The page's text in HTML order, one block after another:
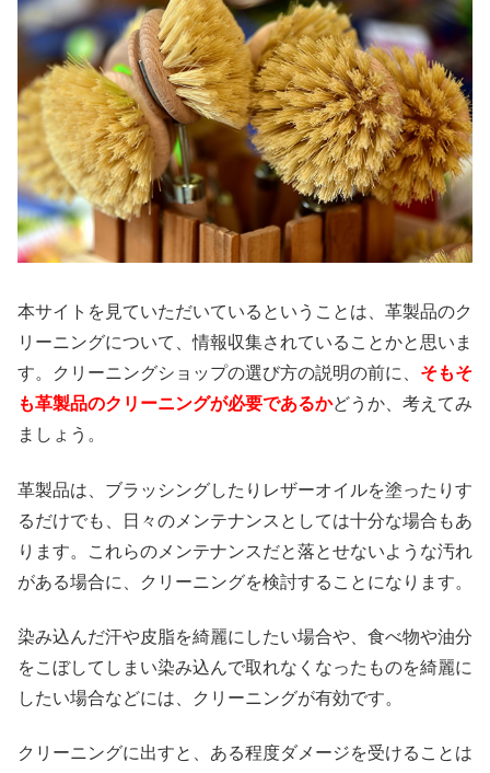
本サイトを見ていただいているということは、革製品のク
リーニングについて、情報収集されていることかと思いま
す。クリーニングショップの選び方の説明の前に、 そもそ
も革製品のクリーニングが必要であるかどうか、考えてみ
ましょう。
革製品は、ブラッシングしたりレザーオイルを塗ったりす
るだけでも、日々のメンテナンスとしては十分な場合もあ
ります。これらのメンテナンスだと落とせないような汚れ
がある場合に、クリーニングを検討することになります。
染み込んだ汗や皮脂を綺麗にしたい場合や、食べ物や油分
をこぼしてしまい染み込んで取れなくなったものを綺麗に
したい場合などには、クリーニングが有効です。
クリーニングに出すと、ある程度ダメージを受けることは